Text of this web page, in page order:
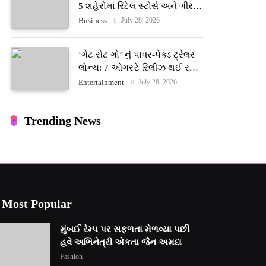
5 શહેરોમાં રિટેલ સ્ટોર્સ અને ગીર
ગાયના વૈદિક વલોણા ઘી-દૂધની શુદ્ધ
Business July 28, 2026
‘ગેટ સેટ ગો’ નું પાવર-પેક્ડ ટ્રેલર
લોન્ચ: 7 ઓગસ્ટે રિલીઝ થઈ રહેલ
આ ફિલ્મમાં હાઇ-ટેક VFX જોવા
Entertainment July 28, 2026
Trending News
Most Popular
મુંબઈ રેમ્પ પર સફળતા મેળવ્યા પછી
હવે અભિનેત્રી એકતા જૈન અમદાવાદ
ફેશન વીકમાં પોતાની પ્રતિભા
Fashion